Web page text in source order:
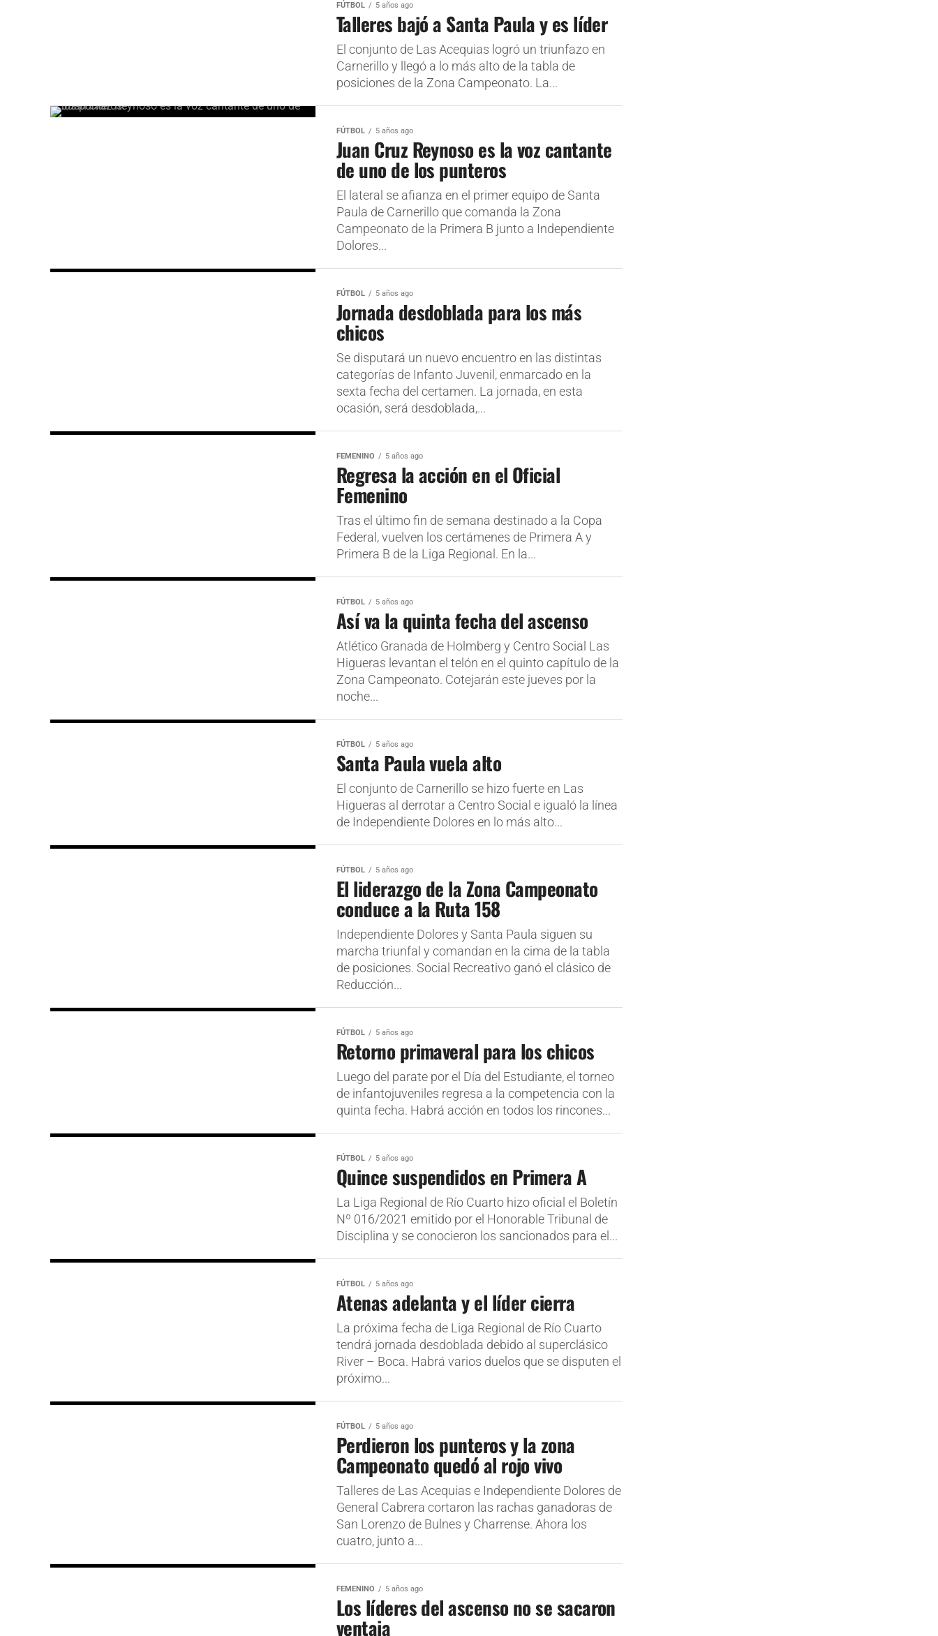
FÚTBOL 5 años ago
Talleres bajó a Santa Paula y es líder
El conjunto de Las Acequias logró un triunfazo en
Carnerillo y llegó a lo más alto de la tabla de
posiciones de la Zona Campeonato. La...
FÚTBOL 5 años ago
Juan Cruz Reynoso es la voz cantante
de uno de los punteros
El lateral se afianza en el primer equipo de Santa
Paula de Carnerillo que comanda la Zona
Campeonato de la Primera B junto a Independiente
Dolores...
FÚTBOL 5 años ago
Jornada desdoblada para los más
chicos
Se disputará un nuevo encuentro en las distintas
categorías de Infanto Juvenil, enmarcado en la
sexta fecha del certamen. La jornada, en esta
ocasión, será desdoblada,...
FEMENINO 5 años ago
Regresa la acción en el Oficial
Femenino
Tras el último fin de semana destinado a la Copa
Federal, vuelven los certámenes de Primera A y
Primera B de la Liga Regional. En la...
FÚTBOL 5 años ago
Así va la quinta fecha del ascenso
Atlético Granada de Holmberg y Centro Social Las
Higueras levantan el telón en el quinto capítulo de la
Zona Campeonato. Cotejarán este jueves por la
noche...
FÚTBOL 5 años ago
Santa Paula vuela alto
El conjunto de Carnerillo se hizo fuerte en Las
Higueras al derrotar a Centro Social e igualó la línea
de Independiente Dolores en lo más alto...
FÚTBOL 5 años ago
El liderazgo de la Zona Campeonato
conduce a la Ruta 158
Independiente Dolores y Santa Paula siguen su
marcha triunfal y comandan en la cima de la tabla
de posiciones. Social Recreativo ganó el clásico de
Reducción...
FÚTBOL 5 años ago
Retorno primaveral para los chicos
Luego del parate por el Día del Estudiante, el torneo
de infantojuveniles regresa a la competencia con la
quinta fecha. Habrá acción en todos los rincones...
FÚTBOL 5 años ago
Quince suspendidos en Primera A
La Liga Regional de Río Cuarto hizo oficial el Boletín
Nº 016/2021 emitido por el Honorable Tribunal de
Disciplina y se conocieron los sancionados para el...
FÚTBOL 5 años ago
Atenas adelanta y el líder cierra
La próxima fecha de Liga Regional de Río Cuarto
tendrá jornada desdoblada debido al superclásico
River – Boca. Habrá varios duelos que se disputen el
próximo...
FÚTBOL 5 años ago
Perdieron los punteros y la zona
Campeonato quedó al rojo vivo
Talleres de Las Acequias e Independiente Dolores de
General Cabrera cortaron las rachas ganadoras de
San Lorenzo de Bulnes y Charrense. Ahora los
cuatro, junto a...
FEMENINO 5 años ago
Los líderes del ascenso no se sacaron
ventaja